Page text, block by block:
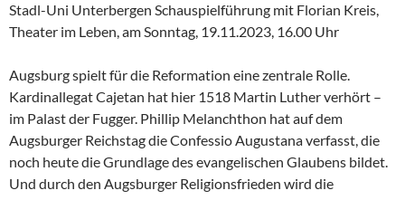
Stadl-Uni Unterbergen Schauspielführung mit Florian Kreis,
Theater im Leben, am Sonntag, 19.11.2023, 16.00 Uhr
Augsburg spielt für die Reformation eine zentrale Rolle.
Kardinallegat Cajetan hat hier 1518 Martin Luther verhört –
im Palast der Fugger. Phillip Melanchthon hat auf dem
Augsburger Reichstag die Confessio Augustana verfasst, die
noch heute die Grundlage des evangelischen Glaubens bildet.
Und durch den Augsburger Religionsfrieden wird die